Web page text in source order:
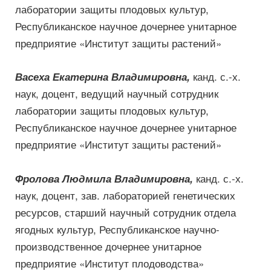
лаборатории защиты плодовых культур,
Республиканское научное дочернее унитарное
предприятие «Институт защиты растений»
Васеха Екатерина Владимировна, канд. с.-х.
наук, доцент, ведущий научный сотрудник
лаборатории защиты плодовых культур,
Республиканское научное дочернее унитарное
предприятие «Институт защиты растений»
Фролова Людмила Владимировна, канд. с.-х.
наук, доцент, зав. лабораторией генетических
ресурсов, старший научный сотрудник отдела
ягодных культур, Республиканское научно-
производственное дочернее унитарное
предприятие «Институт плодоводства»